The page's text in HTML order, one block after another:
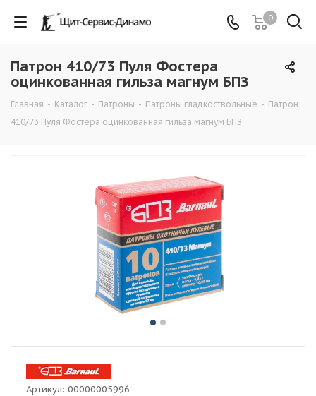
0
Патрон 410/73 Пуля Фостера
оцинкованная гильза магнум БПЗ
Главная - Каталог - Патроны - Патроны гладкоствольные - Патрон
410/73 Пуля Фостера оцинкованная гильза магнум БПЗ
Артикул: 00000005996